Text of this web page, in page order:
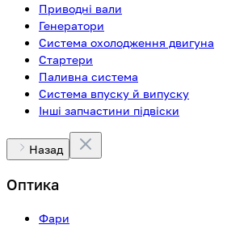
Приводні вали
Генератори
Система охолодження двигуна
Стартери
Паливна система
Система впуску й випуску
Інші запчастини підвіски
Назад
Оптика
Фари